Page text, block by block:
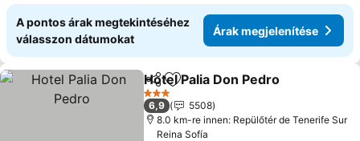
A pontos árak megtekintéséhez
válasszon dátumokat
Árak megjelenítése
Megosztás
Hozzáadás a kedvencekhez
Hotel Palia Don Pedro
3 Kategória
6,9
5508
8.0 km-re innen: Repülőtér de Tenerife Sur
Reina Sofía